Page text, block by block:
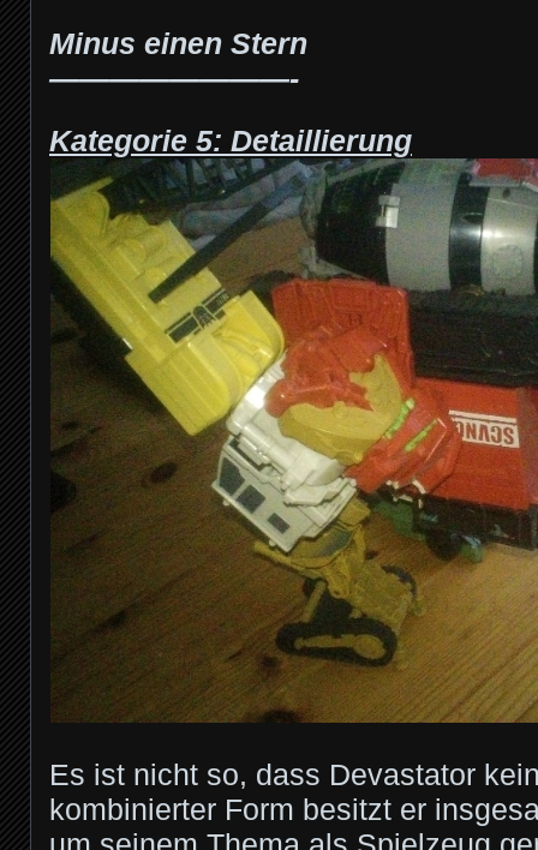
Minus einen Stern
————————-
Kategorie 5: Detaillierung
Es ist nicht so, dass Devastator
kombinierter Form besitzt er